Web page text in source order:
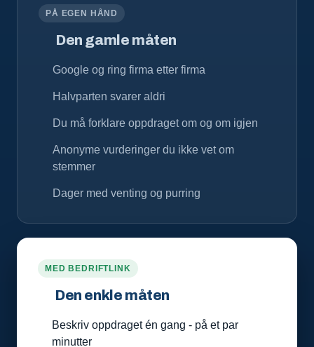
PÅ EGEN HÅND
Den gamle måten
Google og ring firma etter firma
Halvparten svarer aldri
Du må forklare oppdraget om og om igjen
Anonyme vurderinger du ikke vet om
stemmer
Dager med venting og purring
MED BEDRIFTLINK
Den enkle måten
Beskriv oppdraget én gang - på et par
minutter